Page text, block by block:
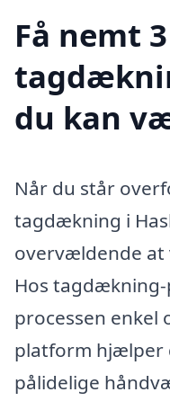
Få nemt
du kan
Når du står
tagdækning i
overvældende
Hos
processen enkel
platform hjælper
pålidelige